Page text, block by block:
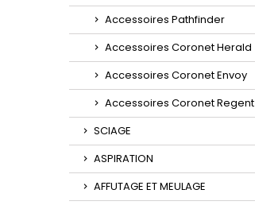
Accessoires Pathfinder
Accessoires Coronet Herald
Accessoires Coronet Envoy
Accessoires Coronet Regent
SCIAGE
ASPIRATION
AFFUTAGE ET MEULAGE